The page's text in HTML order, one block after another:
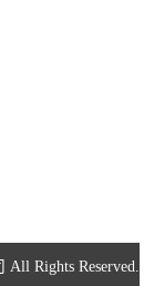
Rights Reserved.